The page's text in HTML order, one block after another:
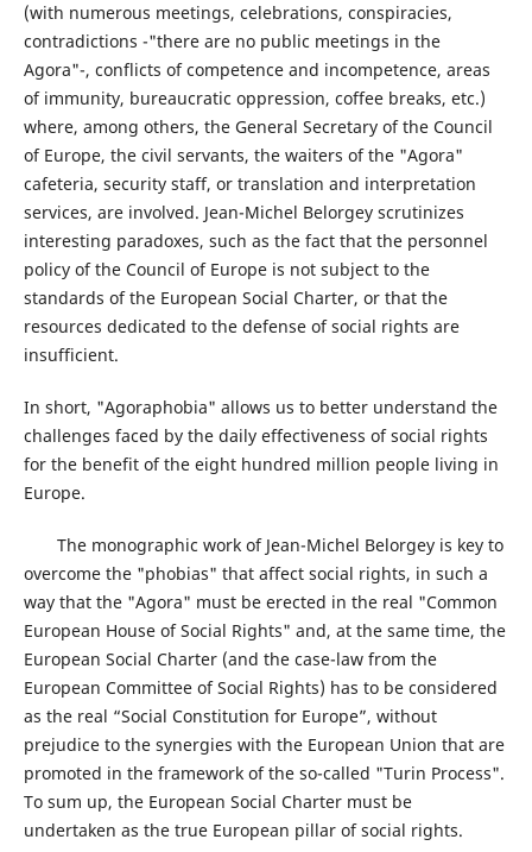
(with numerous meetings, celebrations, conspiracies,
contradictions -"there are no public meetings in the
Agora"-, conflicts of competence and incompetence, areas
of immunity, bureaucratic oppression, coffee breaks, etc.)
where, among others, the General Secretary of the Council
of Europe, the civil servants, the waiters of the "Agora"
cafeteria, security staff, or translation and interpretation
services, are involved. Jean-Michel Belorgey scrutinizes
interesting paradoxes, such as the fact that the personnel
policy of the Council of Europe is not subject to the
standards of the European Social Charter, or that the
resources dedicated to the defense of social rights are
insufficient.
In short, "Agoraphobia" allows us to better understand the
challenges faced by the daily effectiveness of social rights
for the benefit of the eight hundred million people living in
Europe.
The monographic work of Jean-Michel Belorgey is key to
overcome the "phobias" that affect social rights, in such a
way that the "Agora" must be erected in the real "Common
European House of Social Rights" and, at the same time, the
European Social Charter (and the case-law from the
European Committee of Social Rights) has to be considered
as the real “Social Constitution for Europe”, without
prejudice to the synergies with the European Union that are
promoted in the framework of the so-called "Turin Process".
To sum up, the European Social Charter must be
undertaken as the true European pillar of social rights.